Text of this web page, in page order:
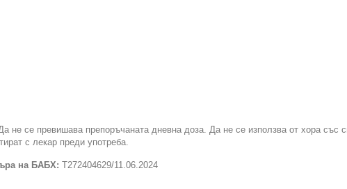
не се превишава препоръчаната дневна доза. Да не се използва от хора със
с лекар преди употреба.
на БАБХ: Т272404629/11.06.2024